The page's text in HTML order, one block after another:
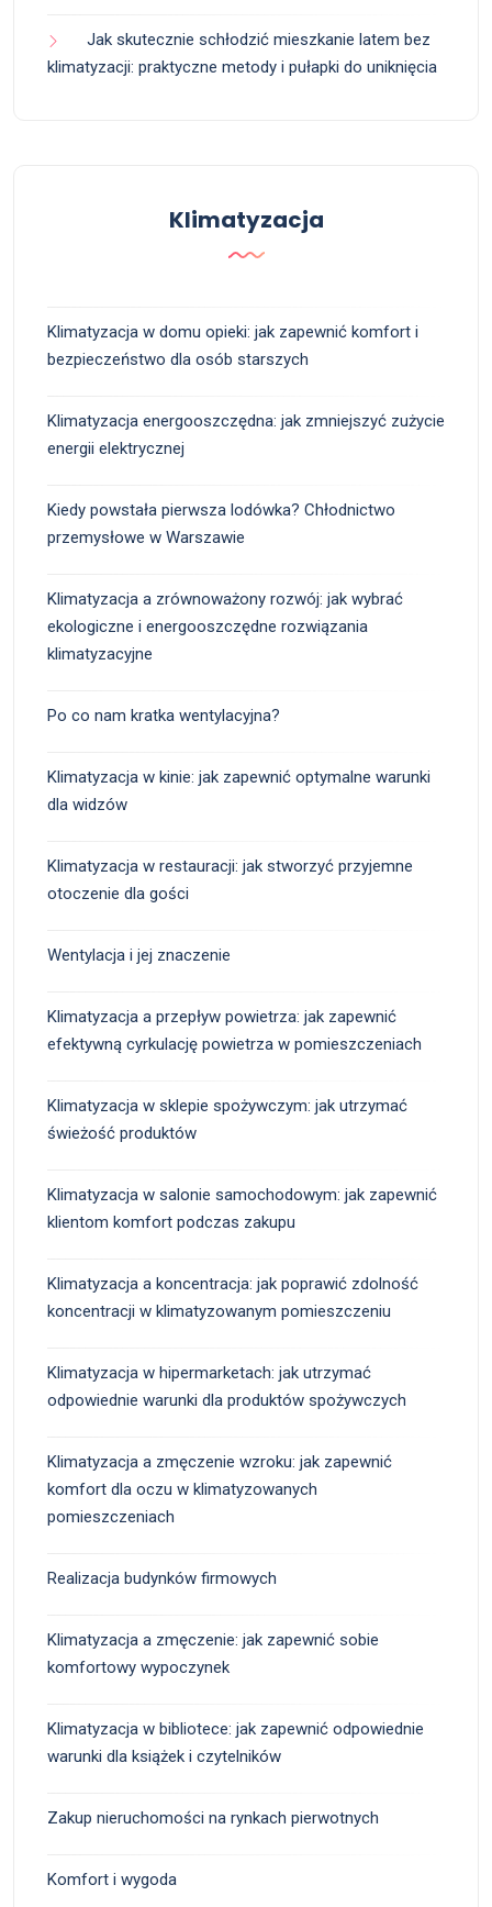
Jak skutecznie schłodzić mieszkanie latem bez
klimatyzacji: praktyczne metody i pułapki do uniknięcia
Klimatyzacja
Klimatyzacja w domu opieki: jak zapewnić komfort i
bezpieczeństwo dla osób starszych
Klimatyzacja energooszczędna: jak zmniejszyć zużycie
energii elektrycznej
Kiedy powstała pierwsza lodówka? Chłodnictwo
przemysłowe w Warszawie
Klimatyzacja a zrównoważony rozwój: jak wybrać
ekologiczne i energooszczędne rozwiązania
klimatyzacyjne
Po co nam kratka wentylacyjna?
Klimatyzacja w kinie: jak zapewnić optymalne warunki
dla widzów
Klimatyzacja w restauracji: jak stworzyć przyjemne
otoczenie dla gości
Wentylacja i jej znaczenie
Klimatyzacja a przepływ powietrza: jak zapewnić
efektywną cyrkulację powietrza w pomieszczeniach
Klimatyzacja w sklepie spożywczym: jak utrzymać
świeżość produktów
Klimatyzacja w salonie samochodowym: jak zapewnić
klientom komfort podczas zakupu
Klimatyzacja a koncentracja: jak poprawić zdolność
koncentracji w klimatyzowanym pomieszczeniu
Klimatyzacja w hipermarketach: jak utrzymać
odpowiednie warunki dla produktów spożywczych
Klimatyzacja a zmęczenie wzroku: jak zapewnić
komfort dla oczu w klimatyzowanych
pomieszczeniach
Realizacja budynków firmowych
Klimatyzacja a zmęczenie: jak zapewnić sobie
komfortowy wypoczynek
Klimatyzacja w bibliotece: jak zapewnić odpowiednie
warunki dla książek i czytelników
Zakup nieruchomości na rynkach pierwotnych
Komfort i wygoda